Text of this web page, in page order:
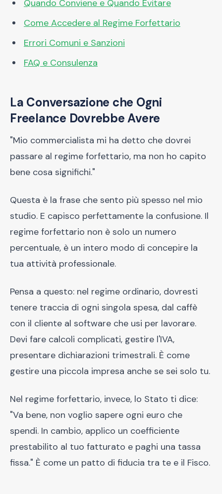
Quando Conviene e Quando Evitare
Come Accedere al Regime Forfettario
Errori Comuni e Sanzioni
FAQ e Consulenza
La Conversazione che Ogni
Freelance Dovrebbe Avere
"Mio commercialista mi ha detto che dovrei
passare al regime forfettario, ma non ho capito
bene cosa significhi."
Questa è la frase che sento più spesso nel mio
studio. E capisco perfettamente la confusione. Il
regime forfettario non è solo un numero
percentuale, è un intero modo di concepire la
tua attività professionale.
Pensa a questo: nel regime ordinario, dovresti
tenere traccia di ogni singola spesa, dal caffè
con il cliente al software che usi per lavorare.
Devi fare calcoli complicati, gestire l'IVA,
presentare dichiarazioni trimestrali. È come
gestire una piccola impresa anche se sei solo tu.
Nel regime forfettario, invece, lo Stato ti dice:
"Va bene, non voglio sapere ogni euro che
spendi. In cambio, applico un coefficiente
prestabilito al tuo fatturato e paghi una tassa
fissa." È come un patto di fiducia tra te e il Fisco.